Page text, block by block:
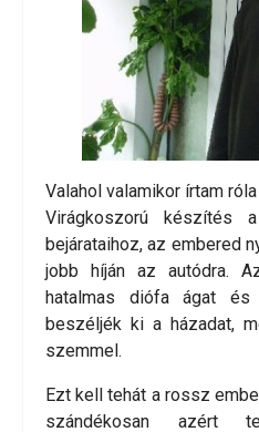
Valahol valamikor írtam
Virágkoszorú készítés
bejárataihoz, az embered
jobb híján az autódra.
hatalmas diófa ágat és
beszéljék ki a házadat,
szemmel.
Ezt kell tehát a rossz
szándékosan azért